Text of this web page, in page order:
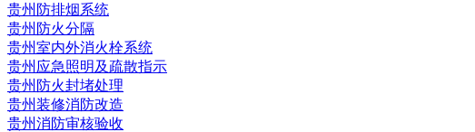
贵州防排烟系统
贵州防火分隔
贵州室内外消火栓系统
贵州应急照明及疏散指示
贵州防火封堵处理
贵州装修消防改造
贵州消防审核验收